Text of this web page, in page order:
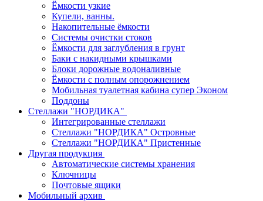
Ёмкости узкие
Купели, ванны.
Накопительные ёмкости
Системы очистки стоков
Ёмкости для заглубления в грунт
Баки с накидными крышками
Блоки дорожные водоналивные
Ёмкости с полным опорожнением
Мобильная туалетная кабина супер Эконом
Поддоны
Стеллажи "НОРДИКА"
Интегрированные стеллажи
Стеллажи "НОРДИКА" Островные
Стеллажи "НОРДИКА" Пристенные
Другая продукция
Автоматические системы хранения
Ключницы
Почтовые ящики
Мобильный архив